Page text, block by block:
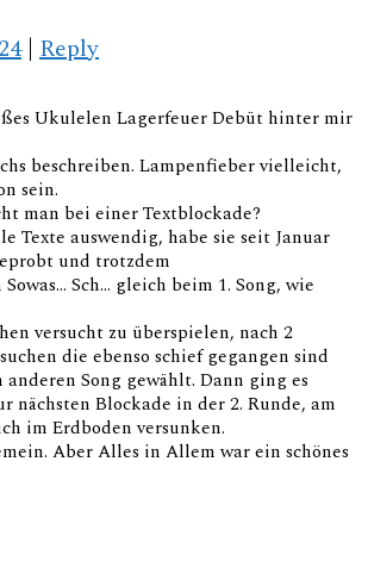
| Reply
Ukulelen Lagerfeuer Debüt hinter mir
beschreiben. Lampenfieber vielleicht,
sein.
man bei einer Textblockade?
Texte auswendig, habe sie seit Januar
und trotzdem
Sch… gleich beim 1. Song, wie
versucht zu überspielen, nach 2
die ebenso schief gegangen sind
Song gewählt. Dann ging es
nächsten Blockade in der 2. Runde, am
im Erdboden versunken.
Aber Alles in Allem war ein schönes